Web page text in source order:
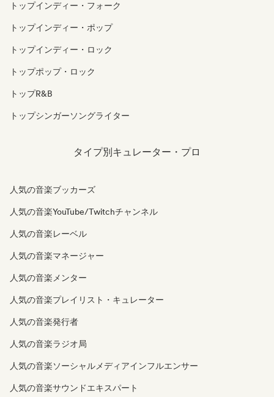
トップインディー・フォーク
トップインディー・ポップ
トップインディー・ロック
トップポップ・ロック
トップR&B
トップシンガーソングライター
タイプ別キュレーター・プロ
人気の音楽ブッカーズ
人気の音楽YouTube/Twitchチャンネル
人気の音楽レーベル
人気の音楽マネージャー
人気の音楽メンター
人気の音楽プレイリスト・キュレーター
人気の音楽発行者
人気の音楽ラジオ局
人気の音楽ソーシャルメディアインフルエンサー
人気の音楽サウンドエキスパート